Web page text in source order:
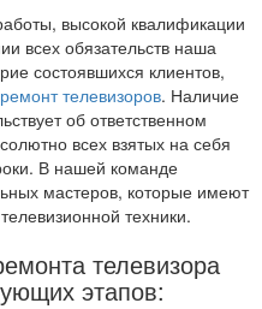
высокой квалификации
всех обязательств наша
состоявшихся клиентов,
ремонт телевизоров. Наличие
об ответственном
всех взятых на себя
В нашей команде
мастеров, которые имеют
техники.
телевизора
этапов: